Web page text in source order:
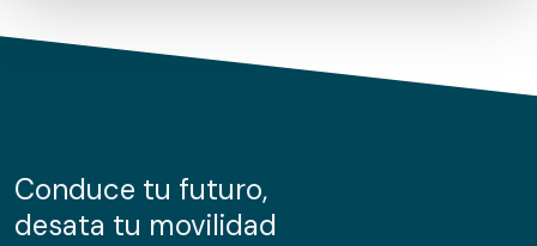
de cookies.
información sobre el uso que haga del sitio web con
nuestros partners de redes sociales, publicidad y análisis
Conduce tu futuro,
desata tu movilidad